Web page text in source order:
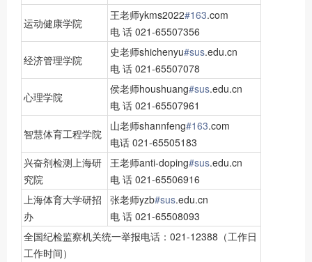
运动健康学院
王老师ykms2022#163.com
电 话 021-65507356
经济管理学院
史老师shichenyu#sus.edu.cn
电 话 021-65507078
心理学院
侯老师houshuang#sus.edu.cn
电 话 021-65507961
智慧体育工程学院
山老师shannfeng#163.com
电话 021-65505183
兴奋剂检测上海研
究院
王老师anti-doping#sus.edu.cn
电 话 021-65506916
上海体育大学研招
办
张老师yzb#sus.edu.cn
电 话 021-65508093
全国纪检监察机关统一举报电话：021-12388（工作日
工作时间）